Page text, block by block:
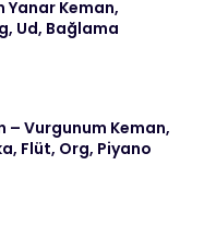
Yanar Keman,
Ud, Bağlama
Vurgunum Keman,
Flüt, Org, Piyano